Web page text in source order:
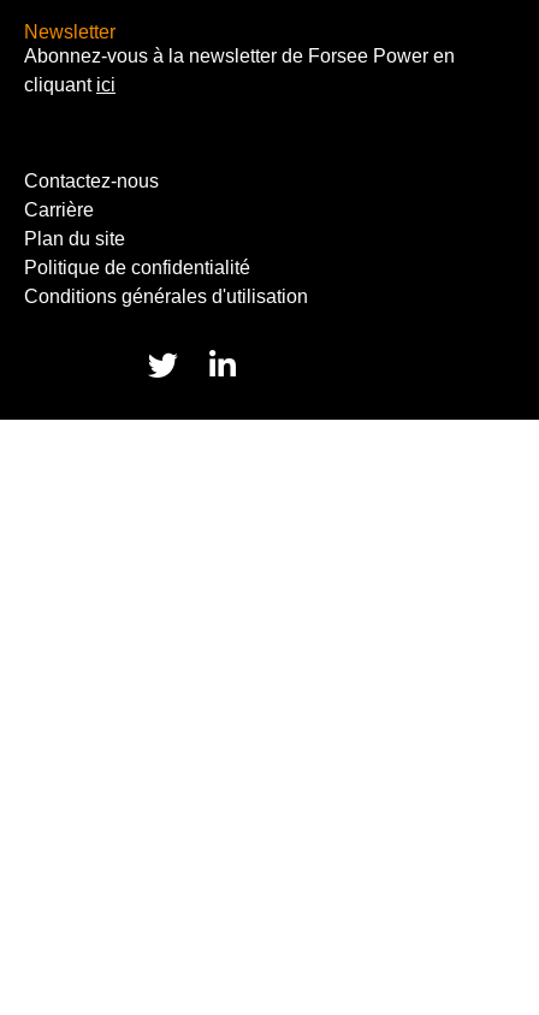
Newsletter
Abonnez-vous à la newsletter de Forsee Power en
cliquant ici
Contactez-nous
Carrière
Plan du site
Politique de confidentialité
Conditions générales d'utilisation